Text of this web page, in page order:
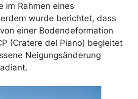
im Rahmen eines
wurde berichtet, dass
einer Bodendeformation
(Cratere del Piano) begleitet
Neigungsänderung